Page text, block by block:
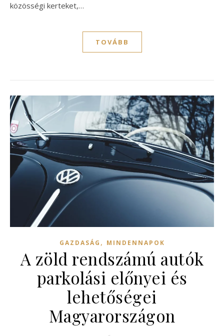
közösségi kerteket,…
TOVÁBB
GAZDASÁG , MINDENNAPOK
A zöld rendszámú autók
parkolási előnyei és
lehetőségei
Magyarországon